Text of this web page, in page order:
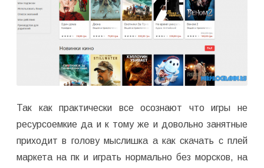
Так как практически все осознают что игры не
ресурсоемкие да и к тому же и довольно занятные
приходит в голову мыслишка а как скачать с плей
маркета на пк и играть нормально без морсков, на